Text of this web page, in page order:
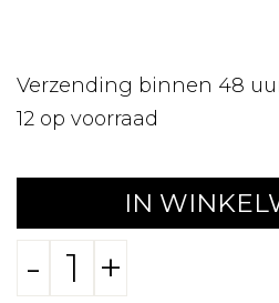
Verzending binnen 48
12 op voorraad
IN
- +